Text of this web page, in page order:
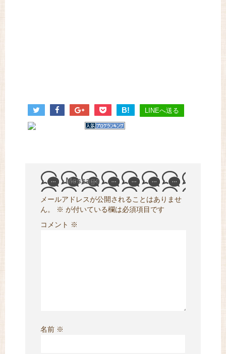
B! LINEへ送る
Message
メールアドレスが公開されることはありませ
ん。
※ が付いている欄は必須項目です
コメント ※
名前 ※